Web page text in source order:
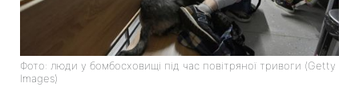
Фото: люди у бомбосховищі під час повітряної тривоги (Getty
Images)